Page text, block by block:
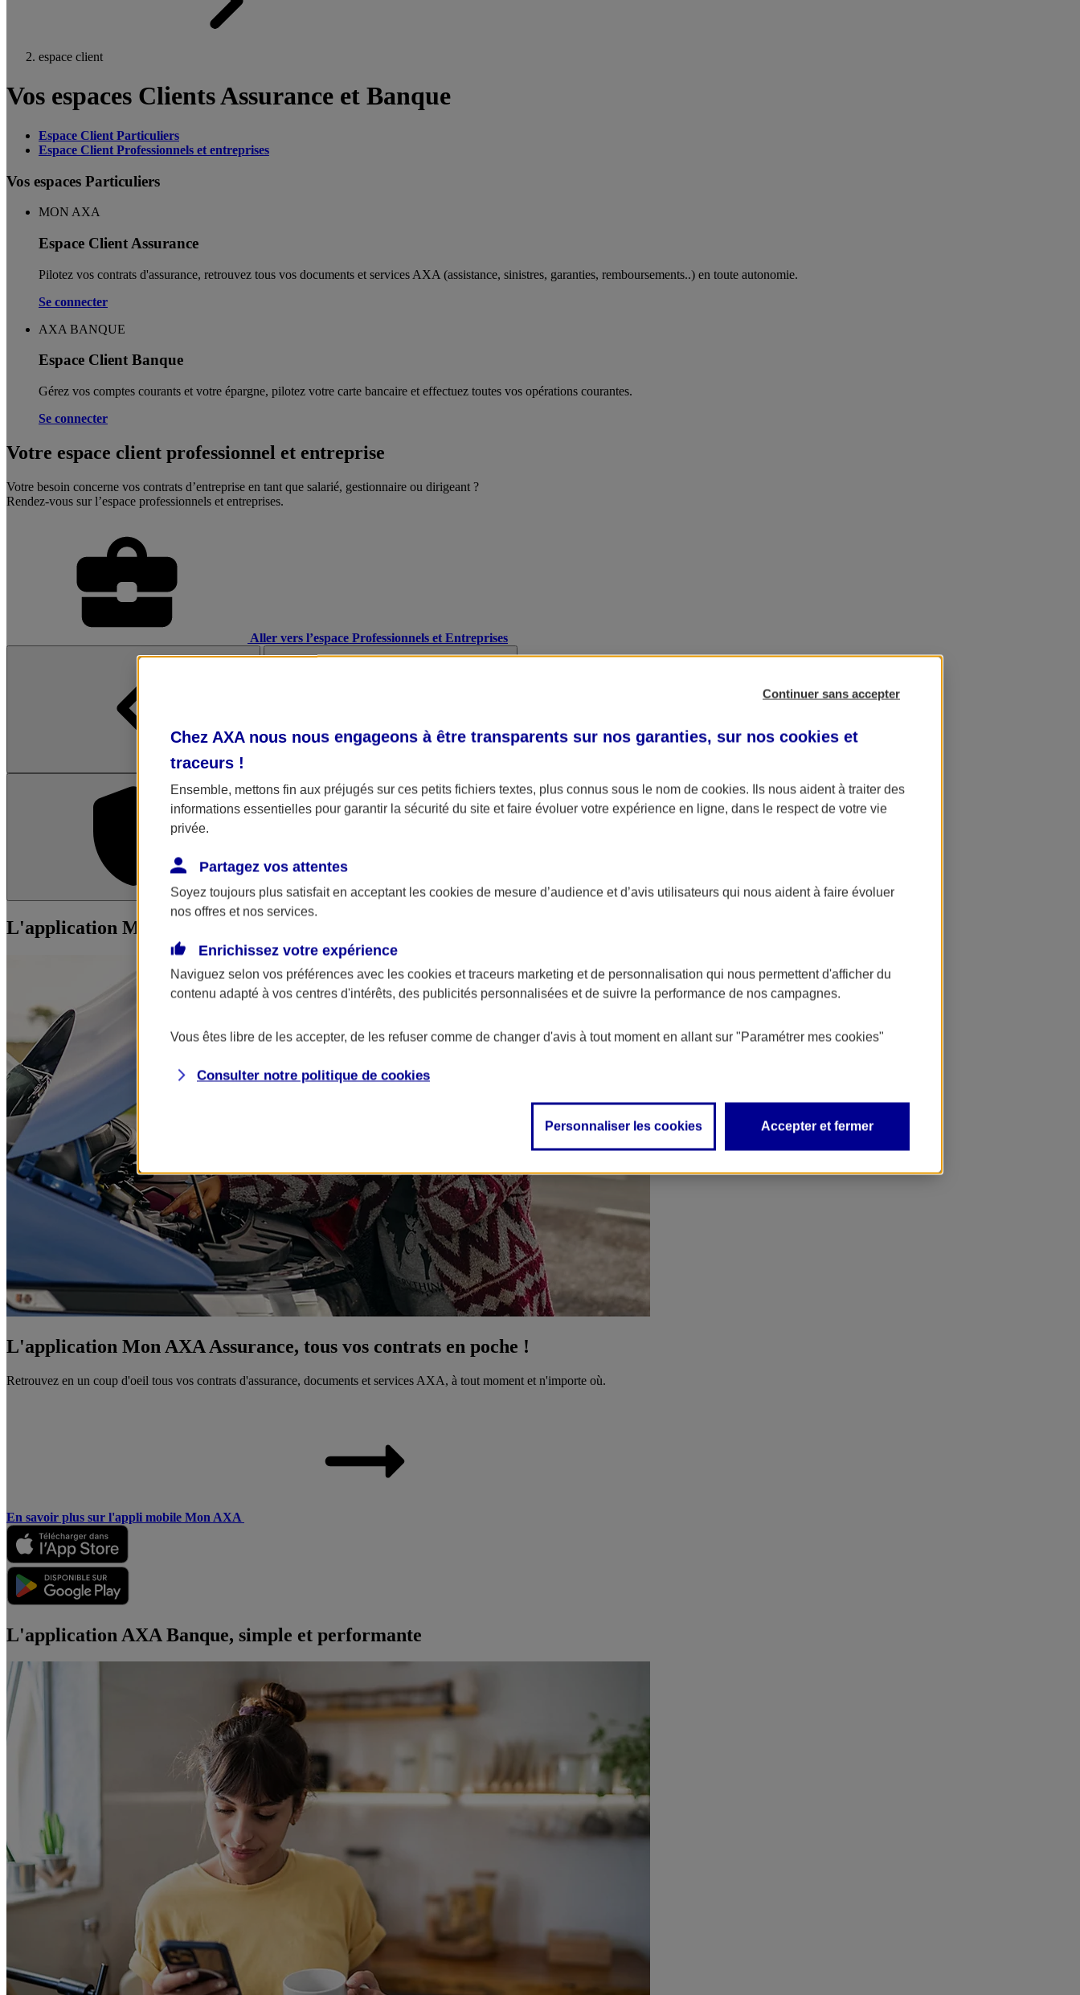
espace client
Vos espaces Clients Assurance et Banque
Espace Client Particuliers
Espace Client Professionnels et entreprises
Vos espaces Particuliers
MON AXA
Espace Client Assurance
Pilotez vos contrats d'assurance, retrouvez tous vos documents et services AXA (assistance, sinistres, garanties, remboursements..) en toute autonomie. ​
Se connecter
AXA BANQUE
Espace Client Banque
Gérez vos comptes courants et votre épargne, pilotez votre carte bancaire et effectuez toutes vos opérations courantes.
Se connecter
Votre espace client professionnel et entreprise
Votre besoin concerne vos contrats d’entreprise en tant que salarié, gestionnaire ou dirigeant ?
Rendez-vous sur l’espace professionnels et entreprises.
Aller vers l’espace Professionnels et Entreprises
L'application Mon AXA Assurance L'application AXA Banque
L'application Mon AXA Assurance, tous vos contrats en poche !
L'application Mon AXA Assurance, tous vos contrats en poche !
Retrouvez en un coup d'oeil tous vos contrats d'assurance, documents et services AXA, à tout moment et n'importe où.
En savoir plus sur l'appli mobile Mon AXA
L'application AXA Banque, simple et performante
Continuer sans accepter
Chez AXA nous nous engageons à être transparents sur nos garanties, sur nos cookies et
traceurs !
Ensemble, mettons fin aux préjugés sur ces petits fichiers textes, plus connus sous le nom de cookies. Ils nous aident à traiter des
informations essentielles pour garantir la sécurité du site et faire évoluer votre expérience en ligne, dans le respect de votre vie
privée.
Partagez vos attentes
Soyez toujours plus satisfait en acceptant les cookies de mesure d’audience et d’avis utilisateurs qui nous aident à faire évoluer
nos offres et nos services.
Enrichissez votre expérience
Naviguez selon vos préférences avec les cookies et traceurs marketing et de personnalisation qui nous permettent d'afficher du
contenu adapté à vos centres d'intérêts, des publicités personnalisées et de suivre la performance de nos campagnes.
Vous êtes libre de les accepter, de les refuser comme de changer d'avis à tout moment en allant sur "Paramétrer mes cookies"
Consulter notre politique de cookies
Personnaliser les cookies Accepter et fermer